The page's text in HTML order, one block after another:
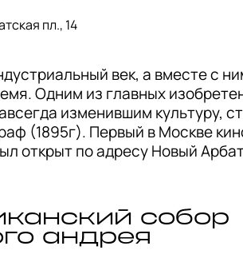
а архитектурный стиль в эпоху
получил название «эклектика».
архитектурных стилей.
в 1899 году,
племяннику
Морозова. Сооружение,
пл., 14
век, а вместе с
Одним из главных
изменившим культуру,
(1895г). Первый в Москве
открыт по адресу Новый
стало «Художественным
Название
превращавшегося из
развлечения в искусство.
собор
андрея